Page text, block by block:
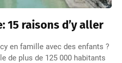
15 raisons d’y aller
en famille avec des enfants ?
de plus de 125 000 habitants